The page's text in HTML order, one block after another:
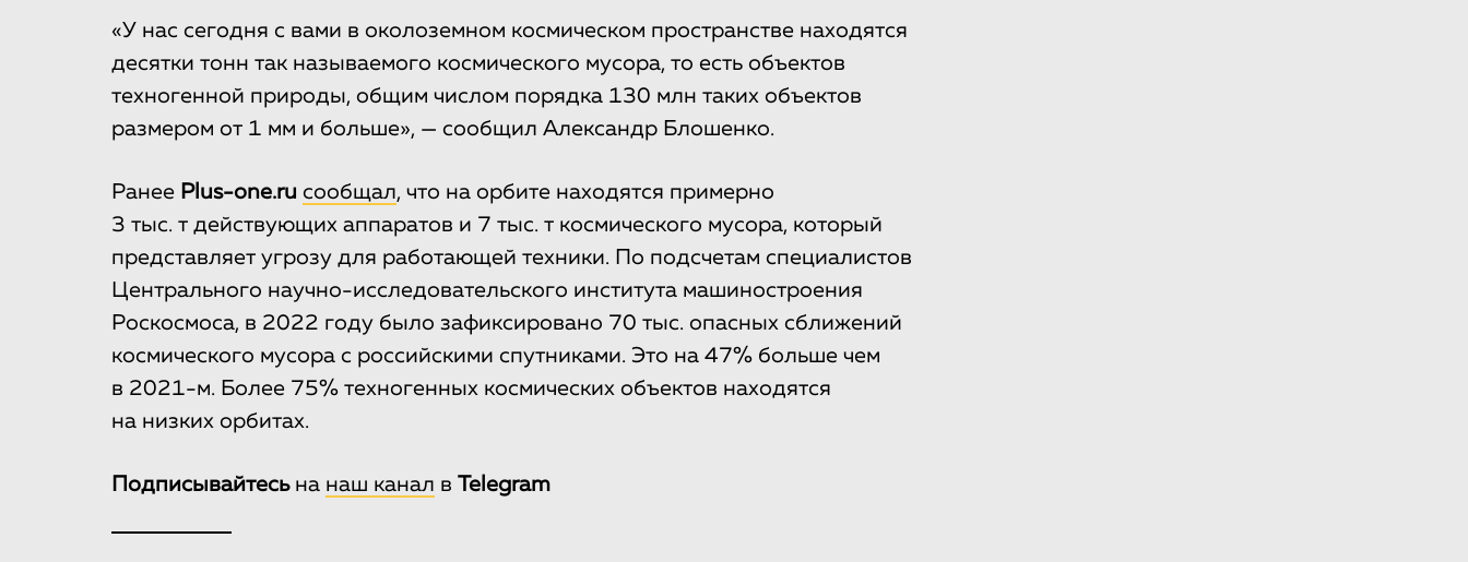
«У нас сегодня с вами в околоземном космическом пространстве находятся
десятки тонн так называемого космического мусора, то есть объектов
техногенной природы, общим числом порядка 130 млн таких объектов
размером от 1 мм и больше», — сообщил Александр Блошенко.
Ранее Plus-one.ru сообщал, что на орбите находятся примерно
3 тыс. т действующих аппаратов и 7 тыс. т космического мусора, который
представляет угрозу для работающей техники. По подсчетам специалистов
Центрального научно-исследовательского института машиностроения
Роскосмоса, в 2022 году было зафиксировано 70 тыс. опасных сближений
космического мусора с российскими спутниками. Это на 47% больше чем
в 2021-м. Более 75% техногенных космических объектов находятся
на низких орбитах.
Подписывайтесьна наш канал в Telegram